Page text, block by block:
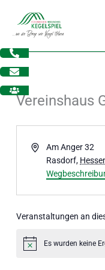
Inhalt
springen
Vereinshaus
AdresseAm Anger 32
Rasdorf,
Veranstaltungen an
HinweisEs wurden keine